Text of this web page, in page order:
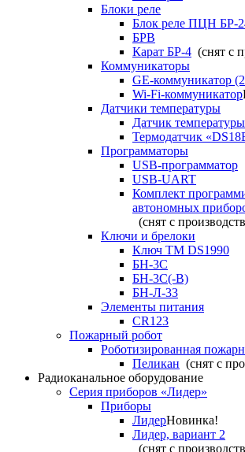
Блоки реле
Блок реле ПЦН БР-
БРВ
Карат БР-4 (снят с
Коммуникаторы
GE-коммуникатор
Wi-Fi-коммуникатор
Датчики температуры
Датчик
Термодатчик
Программаторы
USB-программатор
USB-UART
Комплект
автономных
(снят с
Ключи и брелоки
Ключ TM DS1990
БН-3С
БН-3С(-В)
БН-Л-33
Элементы питания
CR123
Пожарный робот
Роботизированная
Пеликан (снят с
Радиоканальное оборудование
Серия приборов «Лидер»
Приборы
ЛидерНовинка!
Лидер, вариант 2
(снят с